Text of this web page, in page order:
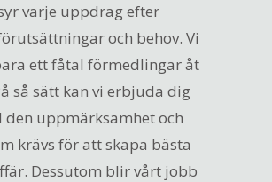
varje uppdrag efter
och behov. Vi
ett fåtal förmedlingar åt
så sätt kan vi erbjuda dig
den uppmärksamhet och
krävs för att skapa bästa
Dessutom blir vårt jobb